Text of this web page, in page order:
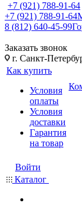
+7 (921) 788-91-64
+7 (921) 788-91-64
8 (812) 640-45-99
Заказать звонок
г. Санкт-
Как купить
Условия
оплаты
Условия
доставки
Гарантия
на товар
Войти
Каталог